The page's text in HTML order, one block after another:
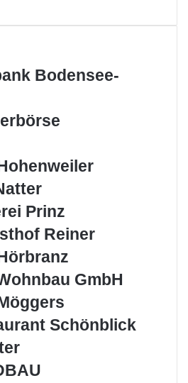
Bodensee-
Prinz
Reiner
GmbH
Schönblick